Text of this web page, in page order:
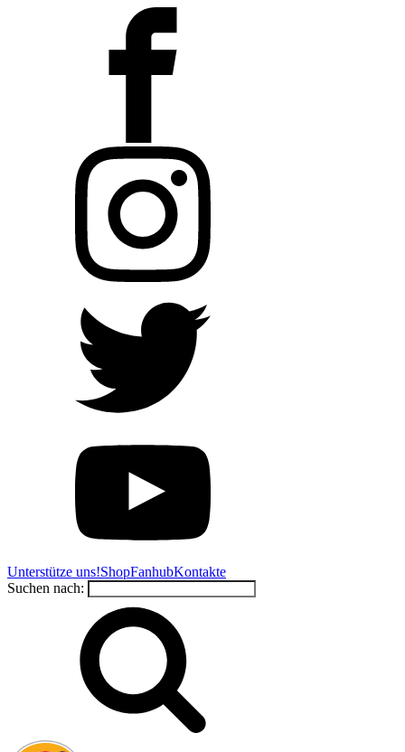
Unterstütze uns!ShopFanhubKontakte
Suchen nach: